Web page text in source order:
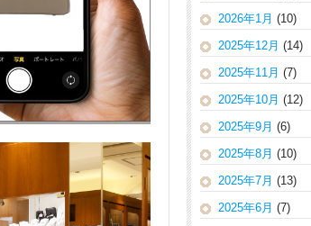
2026年1月 (10)
2025年12月 (14)
2025年11月 (7)
2025年10月 (12)
2025年9月 (6)
2025年8月 (10)
2025年7月 (13)
2025年6月 (7)